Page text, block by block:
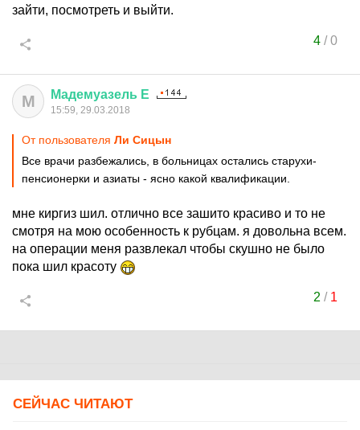
зайти, посмотреть и выйти.
4/0
М Мадемуазель Е
15:59, 29.03.2018
От пользователя Ли Сицын
Все врачи разбежались, в больницах остались старухи-
пенсионерки и азиаты - ясно какой квалификации.
мне киргиз шил. отлично все зашито красиво и то не
смотря на мою особенность к рубцам. я довольна всем.
на операции меня развлекал чтобы скушно не было
пока шил красоту
2 / 1
СЕЙЧАС ЧИТАЮТ